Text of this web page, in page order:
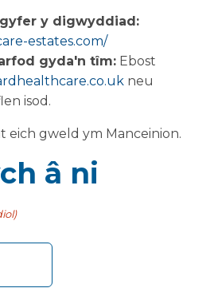
y digwyddiad:
estates.com/
gyda'n tîm: Ebost
neu
isod.
eich gweld ym Manceinion.
â ni